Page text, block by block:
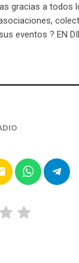
gracias a todos
eventos ? EN